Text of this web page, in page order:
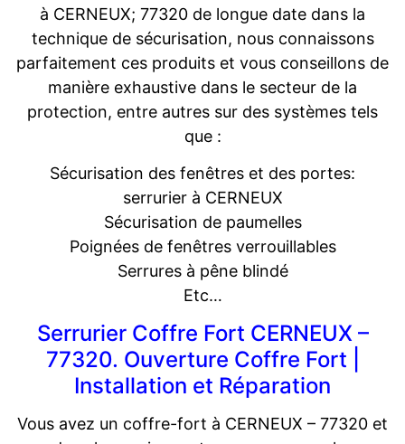
à CERNEUX; 77320 de longue date dans la
technique de sécurisation, nous connaissons
parfaitement ces produits et vous conseillons de
manière exhaustive dans le secteur de la
protection, entre autres sur des systèmes tels
que :
Sécurisation des fenêtres et des portes:
serrurier à CERNEUX
Sécurisation de paumelles
Poignées de fenêtres verrouillables
Serrures à pêne blindé
Etc…
Serrurier Coffre Fort CERNEUX –
77320. Ouverture Coffre Fort |
Installation et Réparation
Vous avez un coffre-fort à CERNEUX – 77320 et